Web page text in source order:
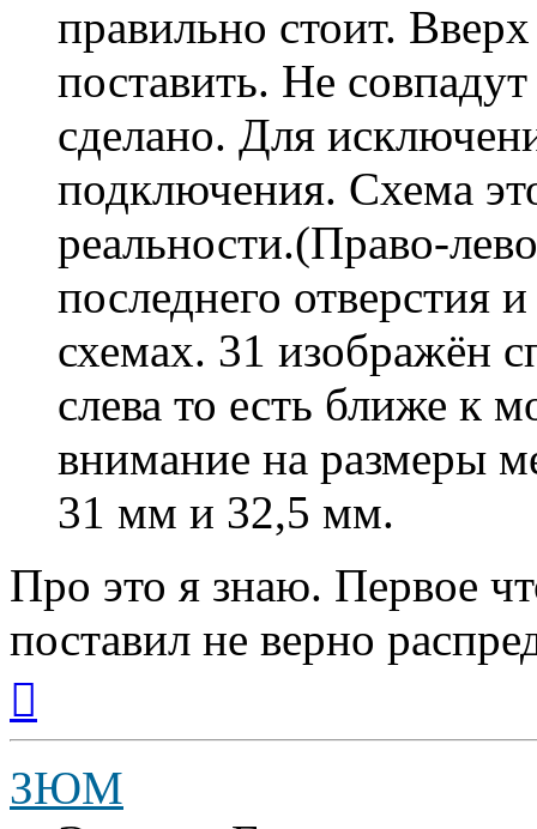
правильно стоит.
поставить. Не
сделано. Для
подключения. Схема
реальности.(Право-
последнего отверстия
схемах. 31 изображён
слева то есть ближе к
внимание на размеры
31 мм и 32,5 мм.
Про это я знаю. Первое
поставил не верно
началу
ЗЮМ